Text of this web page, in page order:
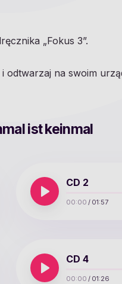
„Fokus 3”.
odtwarzaj na swoim
ist keinmal
CD 2
00:00 / 01:57
CD 4
00:00 / 01:26